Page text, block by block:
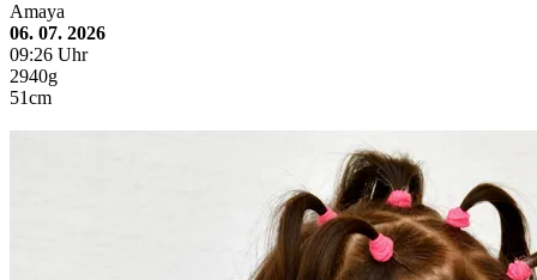
Amaya
06. 07. 2026
09:26 Uhr
2940g
51cm